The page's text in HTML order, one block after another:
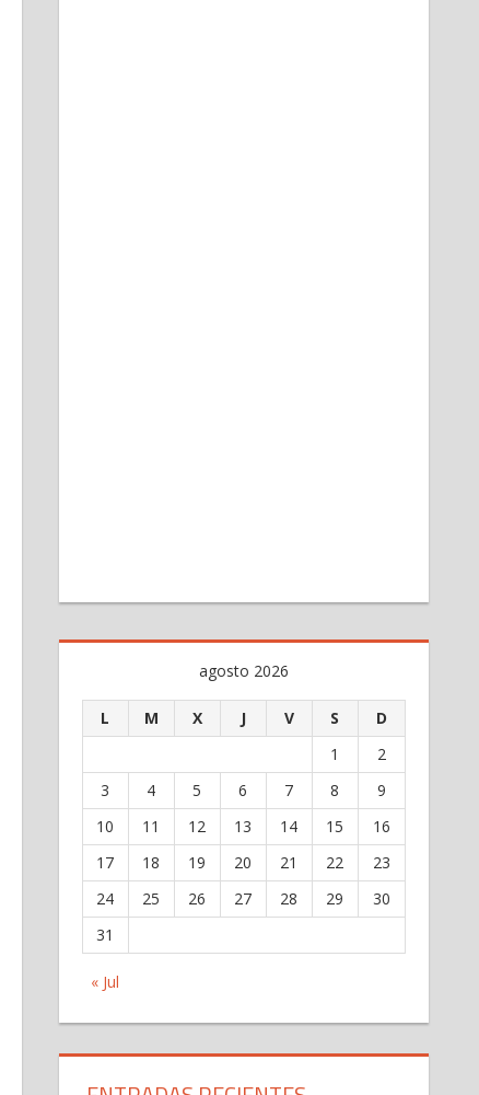
agosto 2026
L M X J V S D
« Jul
1
2
3
4 5 6 7 8
9
10
11 12 13 14 15
16
17
18 19 20 21 22
23
24
25 26 27 28 29
30
31